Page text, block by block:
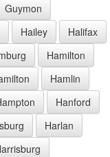
Guymon
Hailey
Halifax
Hamilton
Hamlin
Hanford
Harlan